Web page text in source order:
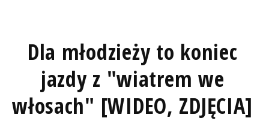
Dla młodzieży to koniec
jazdy z "wiatrem we
włosach" [WIDEO, ZDJĘCIA]